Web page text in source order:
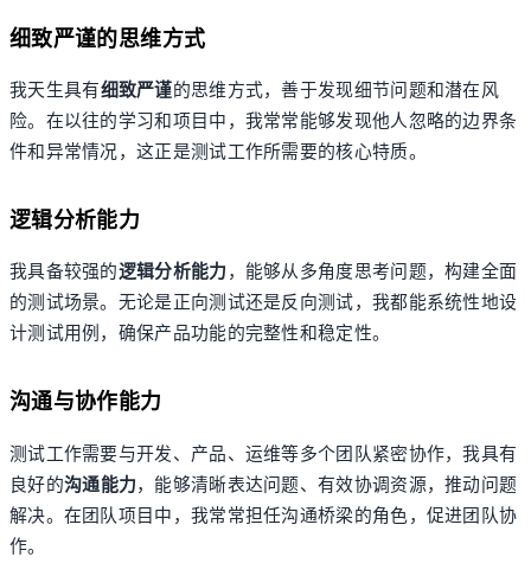
细致严谨的思维方式
我天生具有细致严谨的思维方式，善于发现细节问题和潜在风
险。在以往的学习和项目中，我常常能够发现他人忽略的边界条
件和异常情况，这正是测试工作所需要的核心特质。
逻辑分析能力
我具备较强的逻辑分析能力 ，能够从多角度思考问题，构建全面
的测试场景。无论是正向测试还是反向测试，我都能系统性地设
计测试用例，确保产品功能的完整性和稳定性。
沟通与协作能力
测试工作需要与开发、产品、运维等多个团队紧密协作，我具有
良好的沟通能力，能够清晰表达问题、有效协调资源，推动问题
解决。在团队项目中，我常常担任沟通桥梁的角色，促进团队协
作。